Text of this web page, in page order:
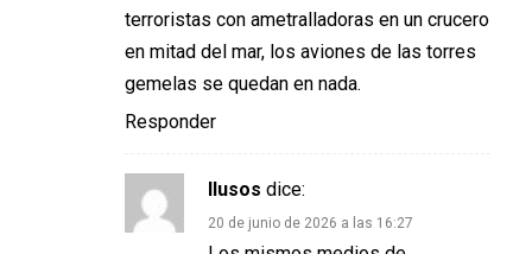
terroristas con ametralladoras en un crucero
en mitad del mar, los aviones de las torres
gemelas se quedan en nada.
Responder
Ilusos dice:
20 de junio de 2026 a las 16:27